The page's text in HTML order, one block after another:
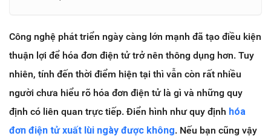
Công nghệ phát triển ngày càng lớn mạnh đã tạo điều kiện
thuận lợi để hóa đơn điện tử trở nên thông dụng hơn. Tuy
nhiên, tính đến thời điểm hiện tại thì vẫn còn rất nhiều
người chưa hiểu rõ hóa đơn điện tử là gì và những quy
định có liên quan trực tiếp. Điển hình như quy định hóa
đơn điện tử xuất lùi ngày được không. Nếu bạn cũng vậy